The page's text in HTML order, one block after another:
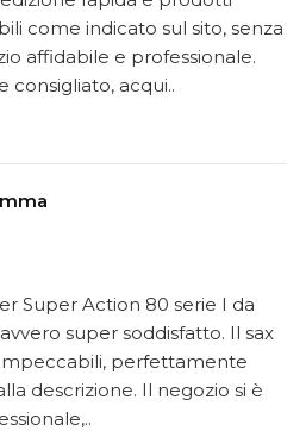
come indicato sul sito, senza
affidabile e professionale.
consigliato, acqui..
Super Action 80 serie I da
super soddisfatto. Il sax
perfettamente
descrizione. Il negozio si è